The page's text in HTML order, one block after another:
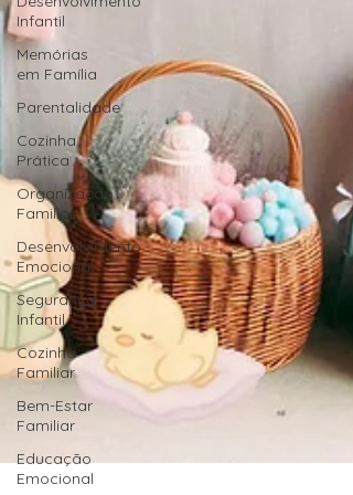
Infantil
Memórias
em Família
Parentalidade
Cozinha
Prática
Organização
Familiar
Desenvolvimento
Emocional
Segurança
Infantil
Cozinha
Familiar
Bem-Estar
Familiar
Educação
Emocional